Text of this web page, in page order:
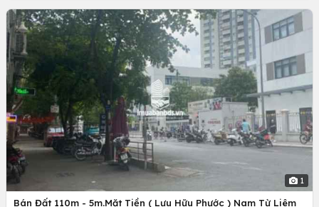
1
Bán Đất 110m - 5m.Mặt Tiền ( Lưu Hữu Phước ) Nam Từ Liêm